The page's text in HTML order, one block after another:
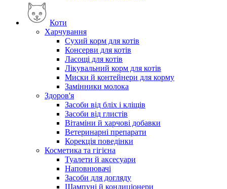
Коти
Харчування
Сухий корм для котів
Консерви для котів
Ласощі для котів
Лікувальний корм для котів
Миски й контейнери для корму
Замінники молока
Здоров'я
Засоби від бліх і кліщів
Засоби від глистів
Вітаміни й харчові добавки
Ветеринарні препарати
Корекція поведінки
Косметика та гігієна
Туалети й аксесуари
Наповнювачі
Засоби для догляду
Шампуні й кондиціонери